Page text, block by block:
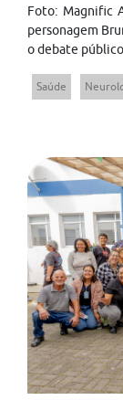
Foto: Magnific
personagem
o debate
Saúde